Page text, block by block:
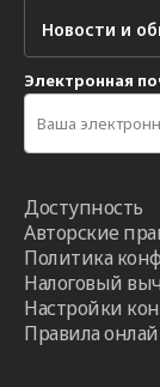
Электронная
Доступность
Авторские
Политика
Налоговый
Настройки
Правила